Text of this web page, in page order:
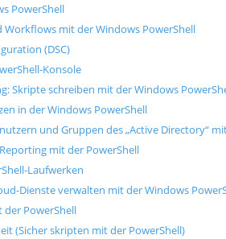
PowerShell
Workflows mit der Windows PowerShell
(DSC)
Konsole
Skripte schreiben mit der Windows
in der Windows PowerShell
und Gruppen des „Active Directory“
mit der PowerShell
Laufwerken
Dienste verwalten mit der Windows
PowerShell
(Sicher skripten mit der PowerShell)